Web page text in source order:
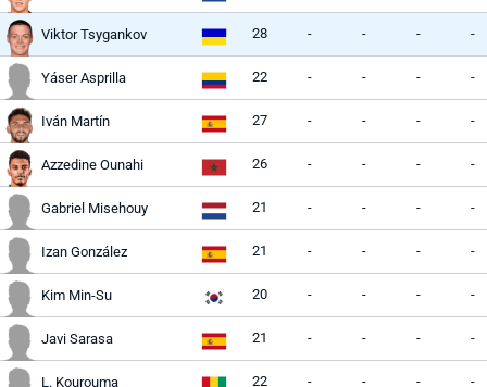
Viktor Tsygankov 28 - - - -
Yáser Asprilla 22 - - - -
Iván Martín 27 - - - -
Azzedine Ounahi 26 - - - -
Gabriel Misehouy 21 - - - -
Izan González 21 - - - -
Kim Min-Su 20 - - - -
Javi Sarasa 21 - - - -
L. Kourouma 22 - - - -